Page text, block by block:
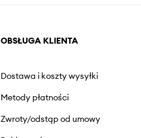
OBSŁUGA KLIENTA
Dostawa i koszty wysyłki
Metody płatności
Zwroty/odstąp od umowy